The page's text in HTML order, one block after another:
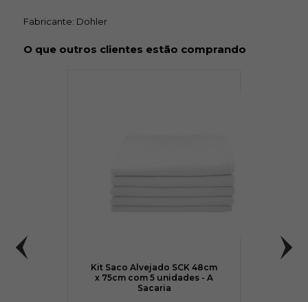
Fabricante: Dohler
O que outros clientes estão comprando
Kit Saco Alvejado SCK 48cm
x 75cm com 5 unidades - A
Sacaria